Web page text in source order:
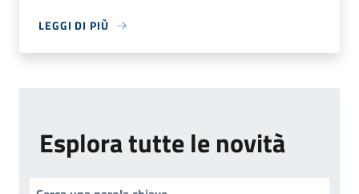
LEGGI DI PIÙ
Esplora tutte le novità